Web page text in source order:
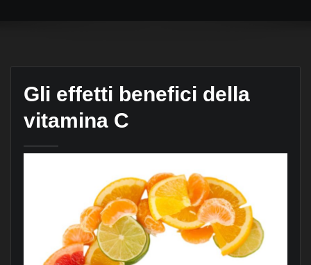
Gli effetti benefici della
vitamina C